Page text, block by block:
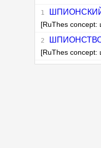
[RuThes concept:
[RuThes concept: